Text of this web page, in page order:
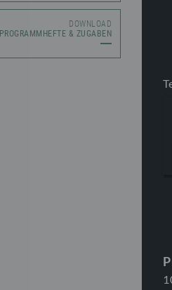
DOWNLOAD
PROGRAMMHEFTE & ZUGABEN